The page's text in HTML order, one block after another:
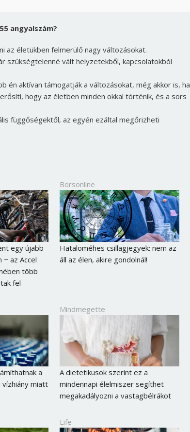
angyalszám?
az életükben felmerülő nagy változásokat.
szükségtelenné vált helyzetekből, kapcsolatokból
én aktívan támogatják a változásokat, még akkor is, ha
hogy az életben minden okkal történik, és a sors
függőségektől, az egyén ezáltal megőrizheti
egy újabb
az Accel
több
fel
Borsonline
Hataloméhes csillagjegyek: nem az
áll az élen, akire gondolnál!
a
vízhiány miatt
Mindmegette
A dietetikusok szerint ez a
mindennapi élelmiszer segíthet
megakadályozni a vastagbélrákot
Life
bejelentkezés
Mégse Bejelentkezés